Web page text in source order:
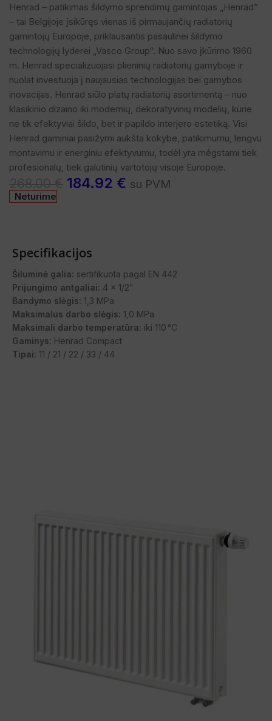
Henrad – patikimas šildymo sprendimų gamintojas „Henrad“
– tai Belgijoje įsikūręs vienas iš pirmaujančių radiatorių
gamintojų Europoje, priklausantis pasaulinei šildymo
technologijų lyderei „Vasco Group“. Nuo savo įkūrimo 1960
m. Henrad specializuojasi plieninių radiatorių gamyboje ir
nuolat investuoja į naujausias technologijas bei gamybos
inovacijas. Henrad siūlo platų radiatorių asortimentą – nuo
klasikinio dizaino iki modernių, dekoratyvinių modelių, kurie
ne tik efektyviai šildo, bet ir papildo interjero estetiką. Visi
Henrad gaminiai pasižymi aukšta kokybe, patikimumu, lengvu
montavimu ir energiniu efektyvumu, todėl yra mėgstami tiek
profesionalų, tiek galutinių vartotojų visoje Europoje.
184.92 € su PVM
Neturime
Specifikacijos
Šiluminė galia: sertifikuota pagal EN 442
Prijungimo antgaliai: 4 x 1/2"
Bandymo slėgis: 1,3 MPa
Maksimalus darbo slėgis: 1,0 MPa
Maksimali darbo temperatūra: iki 110 °C
Gaminys: Henrad Compact
Tipai: 11 / 21 / 22 / 33 / 44